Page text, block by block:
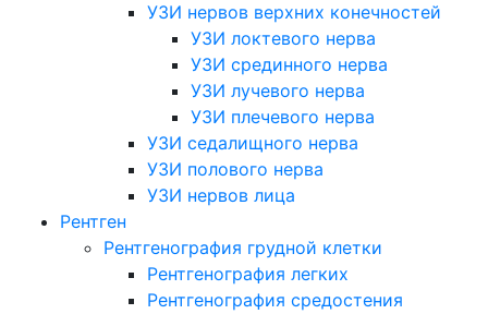
УЗИ нервов верхних конечностей
УЗИ локтевого нерва
УЗИ срединного нерва
УЗИ лучевого нерва
УЗИ плечевого нерва
УЗИ седалищного нерва
УЗИ полового нерва
УЗИ нервов лица
Рентген
Рентгенография грудной клетки
Рентгенография легких
Рентгенография средостения